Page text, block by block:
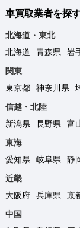
車買取業者を探
北海道・東北
北海道
青森県 岩
関東
東京都
神奈川県
信越・北陸
新潟県
長野県 富
東海
愛知県
岐阜県 静
近畿
大阪府
兵庫県 京
中国